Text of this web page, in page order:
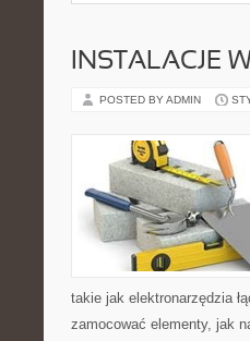
INSTALACJE
POSTED BY ADMIN
takie jak elektronarzędzia
zamocować elementy, jak